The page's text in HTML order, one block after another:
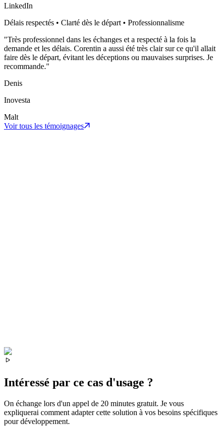
LinkedIn
Délais respectés • Clarté dès le départ • Professionnalisme
"Très professionnel dans les échanges et a respecté à la fois la
demande et les délais. Corentin a aussi été très clair sur ce qu'il allait
faire dès le départ, évitant les déceptions ou mauvaises surprises. Je
recommande."
Denis
Inovesta
Malt
Voir tous les témoignages
Intéressé par ce cas d'usage ?
On échange lors d'un appel de 20 minutes gratuit. Je vous
expliquerai comment adapter cette solution à vos besoins spécifiques
pourdéveloppement.